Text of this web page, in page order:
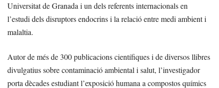
Universitat de Granada i un dels referents internacionals en
l’estudi dels disruptors endocrins i la relació entre medi ambient i
malaltia.
Autor de més de 300 publicacions científiques i de diversos llibres
divulgatius sobre contaminació ambiental i salut, l’investigador
porta dècades estudiant l’exposició humana a compostos químics